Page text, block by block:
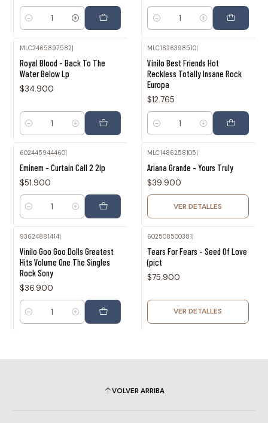
Cantidad Cantidad
MLC2465897582|
Royal Blood - Back To The
Water Below Lp
$34.900
Cantidad
MLC1826398510|
Vinilo Best Friends Hot
Reckless Totally Insane Rock
Europa
$12.765
Cantidad
602445944460|
Eminem - Curtain Call 2 2lp
$51.900
Cantidad
MLC1486258105
Ariana Grande - Yours Truly
$39.900
VER DETALLES
93624881414|
Vinilo Goo Goo Dolls Greatest
Hits Volume One The Singles
Rock Sony
$36.900
Cantidad
602508500381|
Tears For Fears - Seed Of Love
(pict
$75.900
VER DETALLES
VOLVER ARRIBA